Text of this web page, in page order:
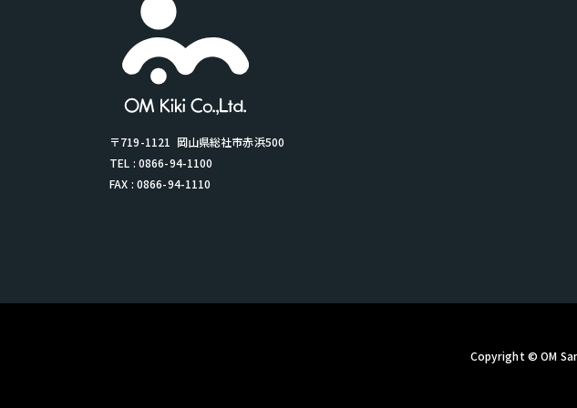
〒719-1121 岡山県総社市赤浜500
TEL : 0866-94-1100
FAX : 0866-94-1110
Copyright © OM